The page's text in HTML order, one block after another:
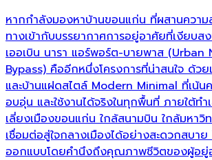
หากกำลังมองหาบ้านขอนแก่น ที่ผสานความ
ทางเข้ากับบรรยากาศการอยู่อาศัยที่เงียบส
เออเบิน นารา แอร์พอร์ต-บายพาส
Bypass) คืออีกหนึ่งโครงการที่น่าสนใจ ด้ว
และบ้านแฝดสไตล์ Modern Minimal ที่เน้น
อบอุ่น และใช้งานได้จริงในทุกพื้นที่ ภายใต้ท
เลี่ยงเมืองขอนแก่น ใกล้สนามบิน ใกล้มหา
เชื่อมต่อสู่ใจกลางเมืองได้อย่างสะดวกสบาย
ออกแบบโดยคำนึงถึงคุณภาพชีวิตของผู้อ